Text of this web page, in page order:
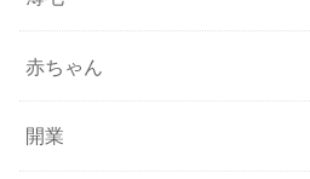
赤ちゃん
開業